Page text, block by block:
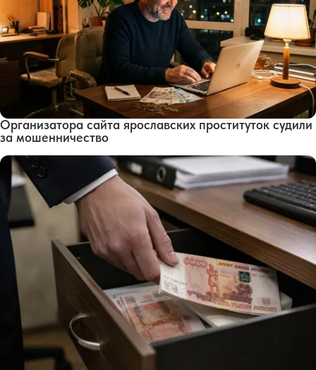
Организатора сайта ярославских проституток судили
за мошенничество